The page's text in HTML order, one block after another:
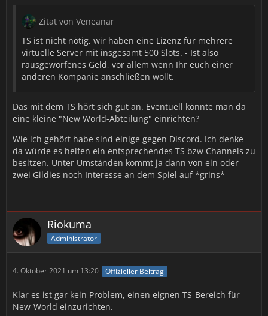
Zitat von Veneanar
TS ist nicht nötig, wir haben eine Lizenz für mehrere
virtuelle Server mit insgesamt 500 Slots. - Ist also
rausgeworfenes Geld, vor allem wenn Ihr euch einer
anderen Kompanie anschließen wollt.
Das mit dem TS hört sich gut an. Eventuell könnte man da
eine kleine "New World-Abteilung" einrichten?
Wie ich gehört habe sind einige gegen Discord. Ich denke
da würde es helfen ein entsprechendes TS bzw Channels zu
besitzen. Unter Umständen kommt ja dann von ein oder
zwei Gildies noch Interesse an dem Spiel auf *grins*
Riokuma
Administrator
4. Oktober 2021 um 13:20 Offizieller Beitrag
Klar es ist gar kein Problem, einen eignen TS-Bereich für
New-World einzurichten.